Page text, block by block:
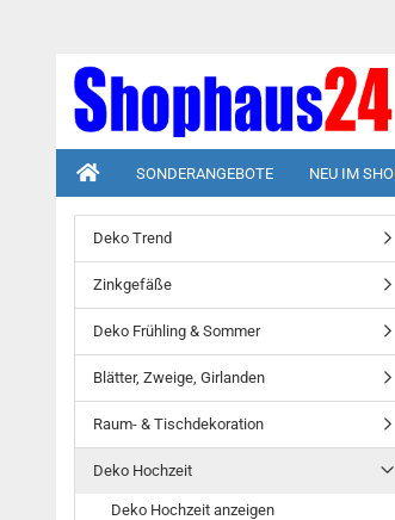
SONDERANGEBOTE NEU IM
Deko Trend
Zinkgefäße
Deko Frühling & Sommer
Blätter, Zweige, Girlanden
Raum- & Tischdekoration
Deko Hochzeit
Deko Hochzeit anzeigen